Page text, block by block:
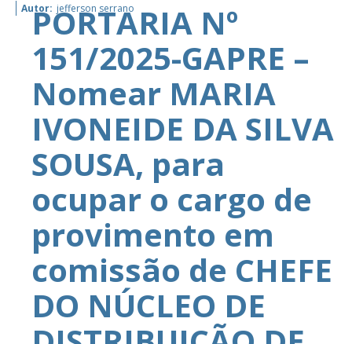
Autor: jefferson serrano
PORTARIA Nº
151/2025-GAPRE –
Nomear MARIA
IVONEIDE DA SILVA
SOUSA, para
ocupar o cargo de
provimento em
comissão de CHEFE
DO NÚCLEO DE